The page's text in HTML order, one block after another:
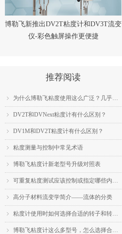
ꁇ 为什么博勒飞粘度使用这么广泛？几乎成为了行业标准？
ꁇ DV2T和DVNext粘度计有什么区别？
ꁇ DV1M和DV2T粘度计有什么区别？
ꁇ 粘度测量与控制中常见术语
ꁇ 博勒飞粘度计新老型号升级对照表
ꁇ 可重复粘度测试应该控制或指定哪些内容？
ꁇ 高分子材料流变学简介——流体的分类
ꁇ 粘度计使用时如何选择合适的转子和转速？
ꁇ 博勒飞粘度计这么多型号，怎么选择合适的机型？
推荐阅读
博勒飞新推出DV2T粘度计和DV3T流变
仪-彩色触屏操作更便捷